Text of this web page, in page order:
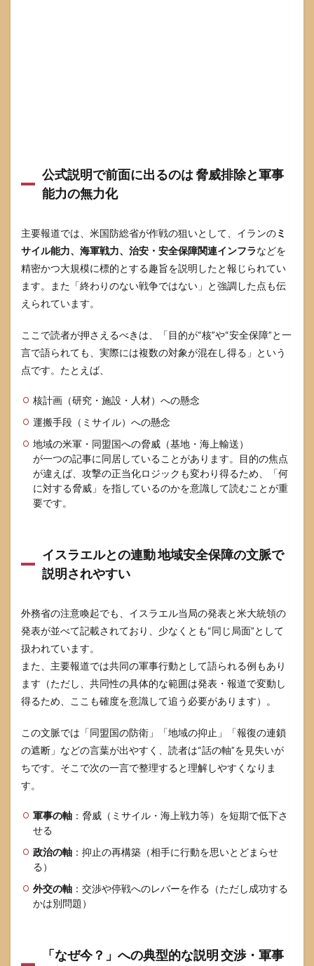
への
影響
と個
きる
備え
7.1
渡航
と安
全が
先 外
の危
険情
最初
に見
る
7.2
生活
への
影響
は
「原
物
流」
から
すい
7.3
1分で
る 注
視点
チェ
ック
ト
8
よく
知恵
袋で
出や
すい
疑問
に短
く答
える
核協
議中
公式説明で前面に出るのは 脅威排除と軍事
能力の無力化
主要報道では、米国防総省が作戦の狙いとして、イランのミ
サイル能力、海軍戦力、治安・安全保障関連インフラなどを
精密かつ大規模に標的とする趣旨を説明したと報じられてい
ます。また「終わりのない戦争ではない」と強調した点も伝
えられています。
ここで読者が押さえるべきは、「目的が“核”や“安全保障”と一
言で語られても、実際には複数の対象が混在し得る」という
点です。たとえば、
核計画（研究・施設・人材）への懸念
運搬手段（ミサイル）への懸念
地域の米軍・同盟国への脅威（基地・海上輸送）
が一つの記事に同居していることがあります。目的の焦点
が違えば、攻撃の正当化ロジックも変わり得るため、「何
に対する脅威」を指しているのかを意識して読むことが重
要です。
イスラエルとの連動 地域安全保障の文脈で
説明されやすい
外務省の注意喚起でも、イスラエル当局の発表と米大統領の
発表が並べて記載されており、少なくとも“同じ局面”として
扱われています。
また、主要報道では共同の軍事行動として語られる例もあり
ます（ただし、共同性の具体的な範囲は発表・報道で変動し
得るため、ここも確度を意識して追う必要があります）。
この文脈では「同盟国の防衛」「地域の抑止」「報復の連鎖
の遮断」などの言葉が出やすく、読者は“話の軸”を見失いが
ちです。そこで次の一言で整理すると理解しやすくなりま
す。
軍事の軸 ：脅威（ミサイル・海上戦力等）を短期で低下さ
せる
政治の軸 ：抑止の再構築（相手に行動を思いとどまらせ
る）
外交の軸 ：交渉や停戦へのレバーを作る（ただし成功する
かは別問題）
「なぜ今？」への典型的な説明 交渉・軍事